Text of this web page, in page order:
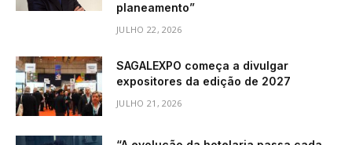
planeamento”
JULHO 22, 2026
SAGALEXPO começa a divulgar
expositores da edição de 2027
JULHO 21, 2026